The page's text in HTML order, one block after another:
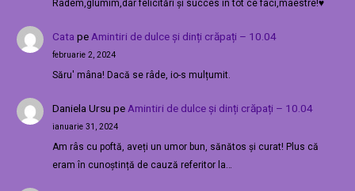
Râdem,glumim,dar felicitări și succes in tot ce faci,maestre!♥️
Cata pe Amintiri de dulce și dinți crăpați – 10.04
februarie 2, 2024
Săru' mâna! Dacă se râde, io-s mulțumit.
Daniela Ursu pe Amintiri de dulce și dinți crăpați – 10.04
ianuarie 31, 2024
Am râs cu poftă, aveți un umor bun, sănătos și curat! Plus că
eram în cunoștință de cauză referitor la…